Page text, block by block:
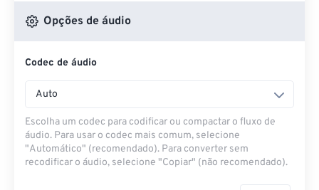
Opções de áudio
Codec de áudio
Auto
Escolha um codec para codificar ou compactar o fluxo de
áudio. Para usar o codec mais comum, selecione
"Automático" (recomendado). Para converter sem
recodificar o áudio, selecione "Copiar" (não recomendado).